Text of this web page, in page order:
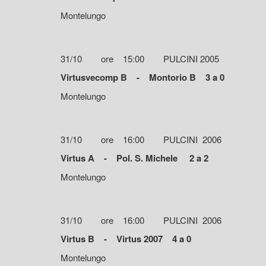
Montelungo
31/10 ore 15:00 PULCINI 2005
Virtusvecomp B - Montorio B 3 a 0
Montelungo
31/10 ore 16:00 PULCINI 2006
Virtus A - Pol. S. Michele 2 a 2
Montelungo
31/10 ore 16:00 PULCINI 2006
Virtus B - Virtus 2007 4 a 0
Montelungo